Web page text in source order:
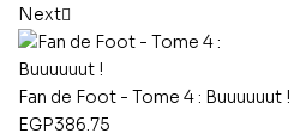
Next
Fan de Foot - Tome 4 : Buuuuuut !
EGP386.75